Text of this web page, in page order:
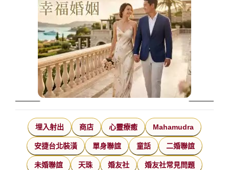
埋入射出 商店 心靈療癒 Mahamudra
安捷台北裝潢 單身聯誼 童話 二婚聯誼
未婚聯誼 天珠 婚友社 婚友社常見問題